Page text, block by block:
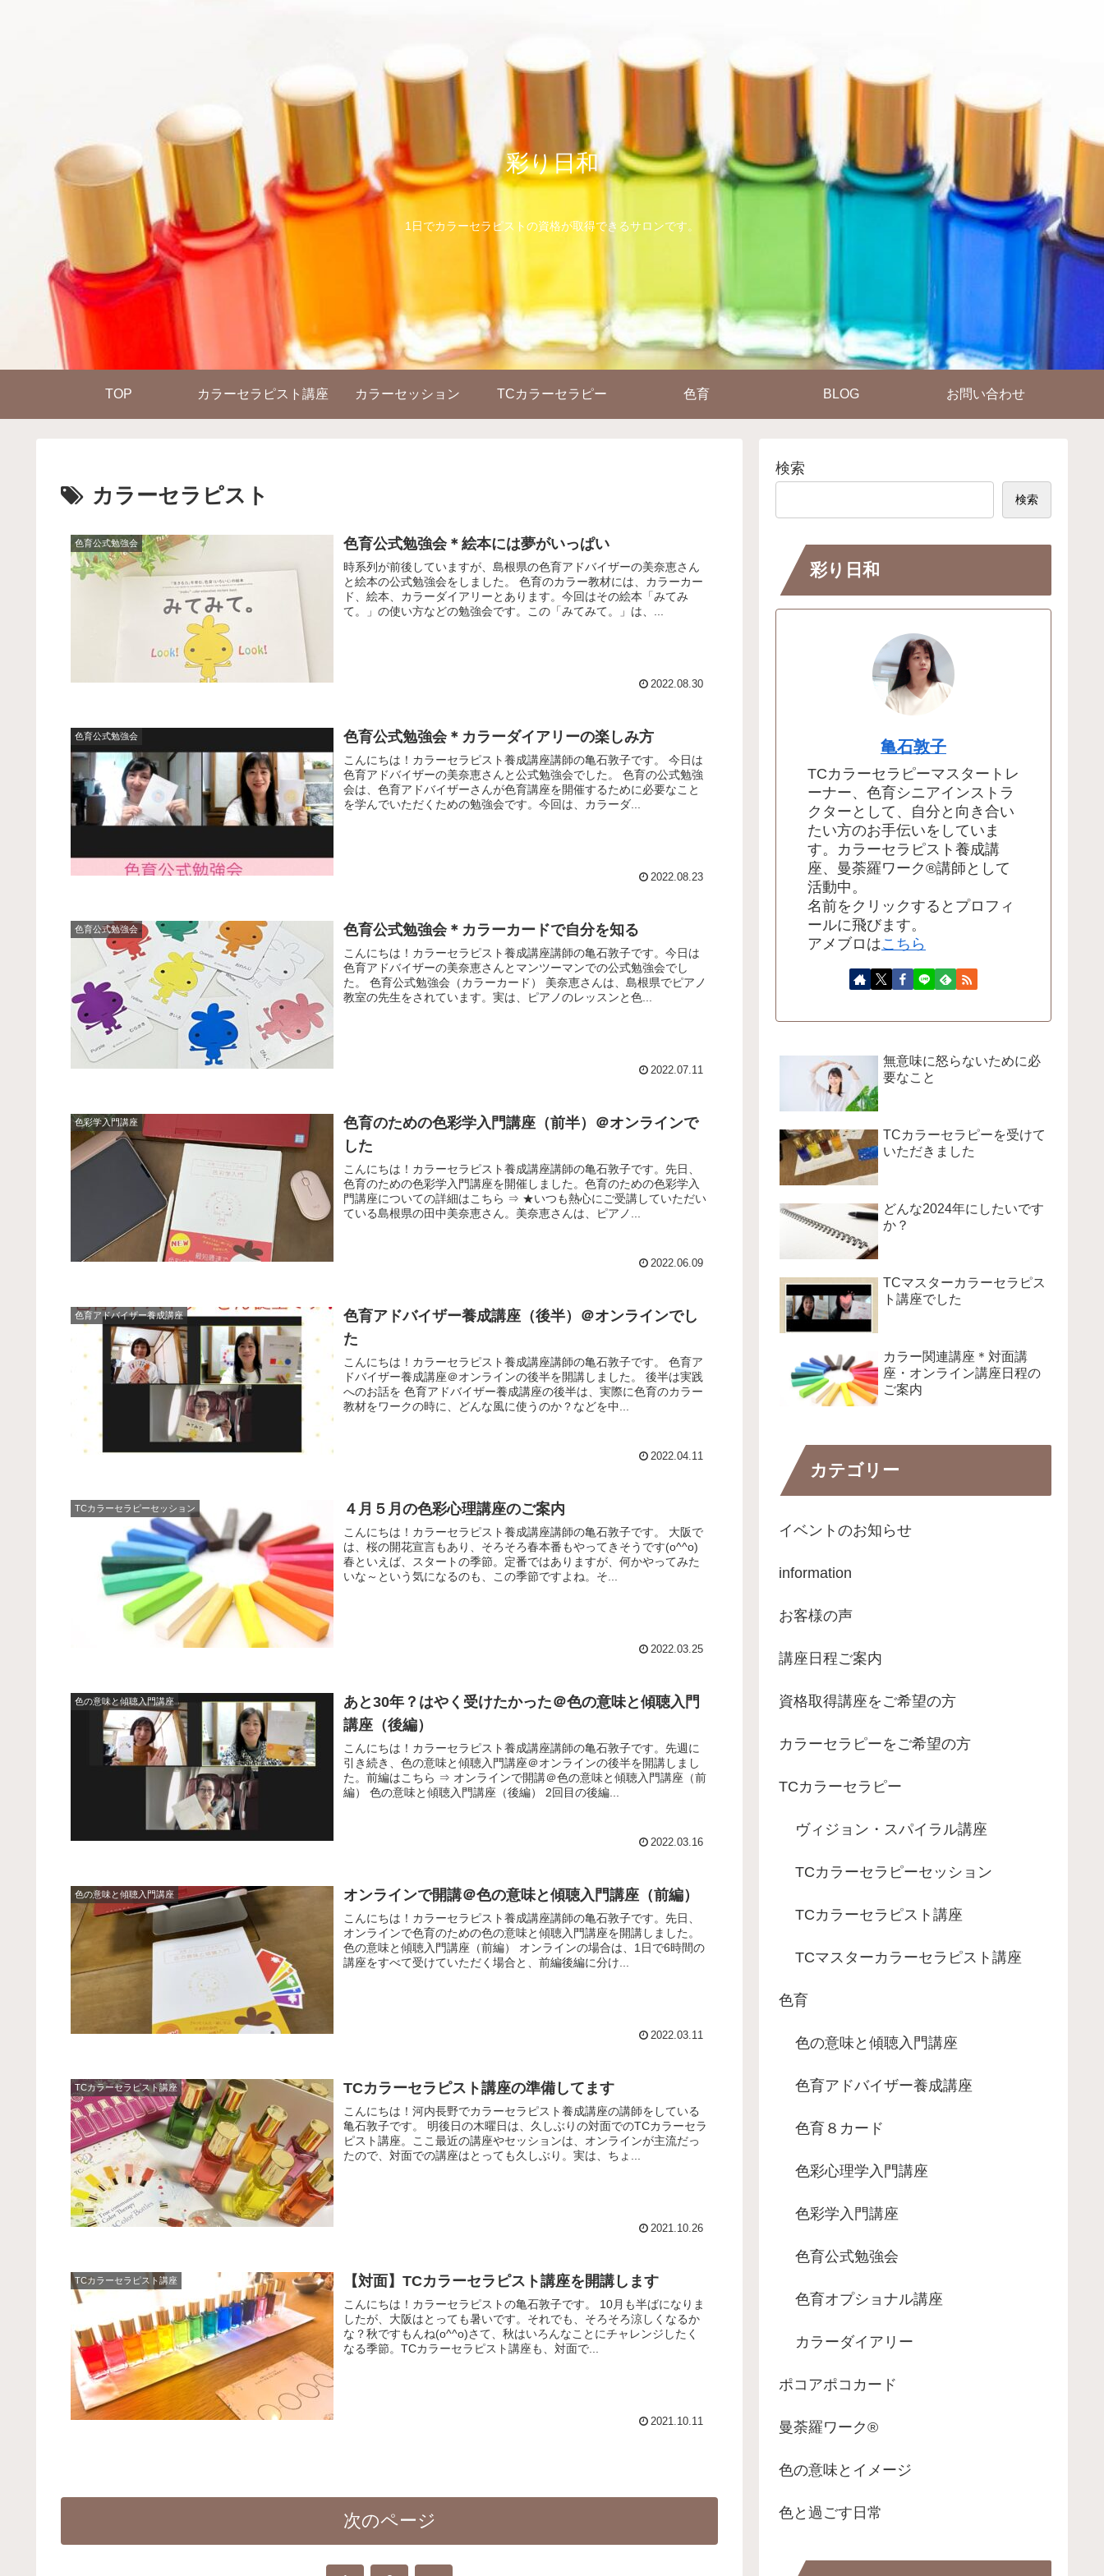
彩り日和
1日でカラーセラピストの資格が取得できるサロンです。
TOP カラーセラピスト講座 カラーセッション TCカラーセラピー 色育 BLOG お問い合わせ
カラーセラピスト
色育公式勉強会 色育公式勉強会＊絵本には夢がいっぱい
時系列が前後していますが、島根県の色育アドバイザーの美奈恵さん
と絵本の公式勉強会をしました。 色育のカラー教材には、カラーカー
ド、絵本、カラーダイアリーとあります。今回はその絵本「みてみ
て。」の使い方などの勉強会です。この「みてみて。」は、...
2022.08.30
色育公式勉強会 色育公式勉強会＊カラーダイアリーの楽しみ方
こんにちは！カラーセラピスト養成講座講師の亀石敦子です。 今日は
色育アドバイザーの美奈恵さんと公式勉強会でした。 色育の公式勉強
会は、色育アドバイザーさんが色育講座を開催するために必要なこと
を学んでいただくための勉強会です。今回は、カラーダ...
2022.08.23
色育公式勉強会 色育公式勉強会＊カラーカードで自分を知る
こんにちは！カラーセラピスト養成講座講師の亀石敦子です。今日は
色育アドバイザーの美奈恵さんとマンツーマンでの公式勉強会でし
た。 色育公式勉強会（カラーカード） 美奈恵さんは、島根県でピアノ
教室の先生をされています。実は、ピアノのレッスンと色...
2022.07.11
色彩学入門講座
色育のための色彩学入門講座（前半）＠オンラインで
した
こんにちは！カラーセラピスト養成講座講師の亀石敦子です。先日、
色育のための色彩学入門講座を開催しました。色育のための色彩学入
門講座についての詳細はこちら ⇒ ★いつも熱心にご受講していただい
ている島根県の田中美奈恵さん。美奈恵さんは、ピアノ...
2022.06.09
色育アドバイザー養成講座
色育アドバイザー養成講座（後半）＠オンラインでし
た
こんにちは！カラーセラピスト養成講座講師の亀石敦子です。 色育ア
ドバイザー養成講座＠オンラインの後半を開講しました。 後半は実践
へのお話を 色育アドバイザー養成講座の後半は、実際に色育のカラー
教材をワークの時に、どんな風に使うのか？などを中...
2022.04.11
TCカラーセラピーセッション ４月５月の色彩心理講座のご案内
こんにちは！カラーセラピスト養成講座講師の亀石敦子です。 大阪で
は、桜の開花宣言もあり、そろそろ春本番もやってきそうです(o^^o)
春といえば、スタートの季節。定番ではありますが、何かやってみた
いな～という気になるのも、この季節ですよね。そ...
2022.03.25
色の意味と傾聴入門講座
あと30年？はやく受けたかった＠色の意味と傾聴入門
講座（後編）
こんにちは！カラーセラピスト養成講座講師の亀石敦子です。先週に
引き続き、色の意味と傾聴入門講座＠オンラインの後半を開講しまし
た。前編はこちら ⇒ オンラインで開講＠色の意味と傾聴入門講座（前
編） 色の意味と傾聴入門講座（後編） 2回目の後編...
2022.03.16
色の意味と傾聴入門講座 オンラインで開講＠色の意味と傾聴入門講座（前編）
こんにちは！カラーセラピスト養成講座講師の亀石敦子です。先日、
オンラインで色育のための色の意味と傾聴入門講座を開講しました。
色の意味と傾聴入門講座（前編） オンラインの場合は、1日で6時間の
講座をすべて受けていただく場合と、前編後編に分け...
2022.03.11
TCカラーセラピスト講座 TCカラーセラピスト講座の準備してます
こんにちは！河内長野でカラーセラピスト養成講座の講師をしている
亀石敦子です。 明後日の木曜日は、久しぶりの対面でのTCカラーセラ
ピスト講座。ここ最近の講座やセッションは、オンラインが主流だっ
たので、対面での講座はとっても久しぶり。実は、ちょ...
2021.10.26
TCカラーセラピスト講座 【対面】TCカラーセラピスト講座を開講します
こんにちは！カラーセラピストの亀石敦子です。 10月も半ばになりま
したが、大阪はとっても暑いです。それでも、そろそろ涼しくなるか
な？秋ですもんね(o^^o)さて、秋はいろんなことにチャレンジしたく
なる季節。TCカラーセラピスト講座も、対面で...
2021.10.11
次のページ
検索
検索
彩り日和
亀石敦子
TCカラーセラピーマスタートレ
ーナー、色育シニアインストラ
クターとして、自分と向き合い
たい方のお手伝いをしていま
す。カラーセラピスト養成講
座、曼荼羅ワーク®講師として
活動中。
名前をクリックするとプロフィ
ールに飛びます。
アメブロはこちら
無意味に怒らないために必
要なこと
TCカラーセラピーを受けて
いただきました
どんな2024年にしたいです
か？
TCマスターカラーセラピス
ト講座でした
カラー関連講座＊対面講
座・オンライン講座日程の
ご案内
カテゴリー
イベントのお知らせ
information
お客様の声
講座日程ご案内
資格取得講座をご希望の方
カラーセラピーをご希望の方
TCカラーセラピー
ヴィジョン・スパイラル講座
TCカラーセラピーセッション
TCカラーセラピスト講座
TCマスターカラーセラピスト講座
色育
色の意味と傾聴入門講座
色育アドバイザー養成講座
色育８カード
色彩心理学入門講座
色彩学入門講座
色育公式勉強会
色育オプショナル講座
カラーダイアリー
ポコアポコカード
曼荼羅ワーク®
色の意味とイメージ
色と過ごす日常